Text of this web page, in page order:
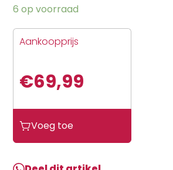
6 op voorraad
Aankoopprijs
€69,99
Voeg toe